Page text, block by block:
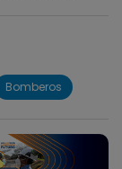
Bomberos